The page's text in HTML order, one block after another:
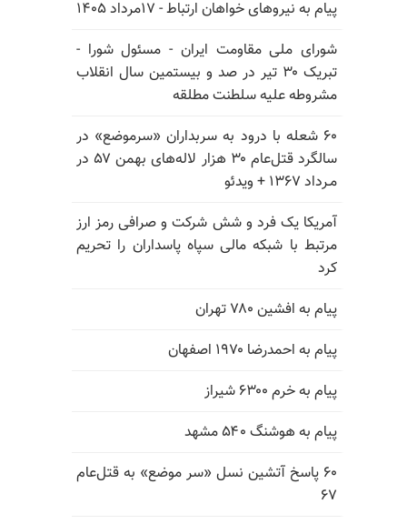
پیام به نیروهای خواهان ارتباط - ۱۷مرداد ۱۴۰۵
شورای ملی مقاومت ایران - مسئول شورا -
تبریک ۳۰ تیر در صد و بیستمین سال انقلاب
مشروطه علیه سلطنت مطلقه
۶۰ شعله با درود به سربداران «سرموضع» در
سالگرد قتل‌عام ۳۰ هزار لاله‌های بهمن ۵۷ در
مـرداد ۱۳۶۷ + ویدئو
آمریکا یک فرد و شش شرکت و صرافی رمز ارز
مرتبط با شبکه مالی سپاه پاسداران را تحریم
کرد
پیام به افشین ۷۸۰ تهران
پیام به احمدرضا ۱۹۷۰ اصفهان
پیام به خرم ۶۳۰۰ شیراز
پیام به هوشنگ ۵۴۰ مشهد
۶۰ پاسخ آتشین نسل «سر موضع» به قتل‌عام
۶۷